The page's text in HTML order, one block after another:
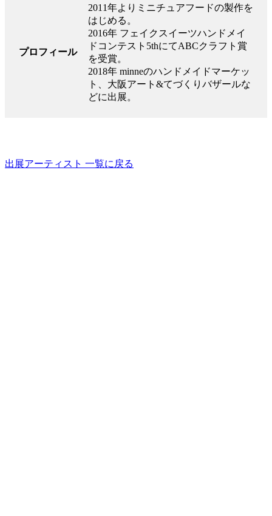
プロフィール
2011年よりミニチュアフードの製作を
はじめる。
2016年 フェイクスイーツハンドメイ
ドコンテスト5thにてABCクラフト賞
を受賞。
2018年 minneのハンドメイドマーケッ
ト、大阪アート&てづくりバザールな
どに出展。
出展アーティスト 一覧に戻る